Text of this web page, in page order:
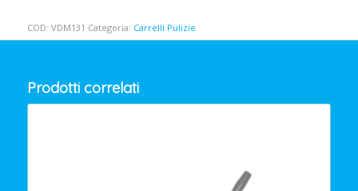
COD: VDM131 Categoria: Carrelli Pulizie
Prodotti correlati